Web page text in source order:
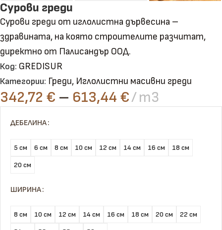
Сурови греди
Сурови греди от иглолистна дървесина –
здравината, на която строителите разчитат,
директно от Палисандър ООД.
Код: GREDISUR
Категории: Греди, Иглолистни масивни греди
342,72 € – 613,44 € m3
ДЕБЕЛИНА
5 см 6 см 8 см 10 см 12 см 14 см 16 см 18 см
20 см
ШИРИНА
8 см 10 см 12 см 14 см 16 см 18 см 20 см 22 см